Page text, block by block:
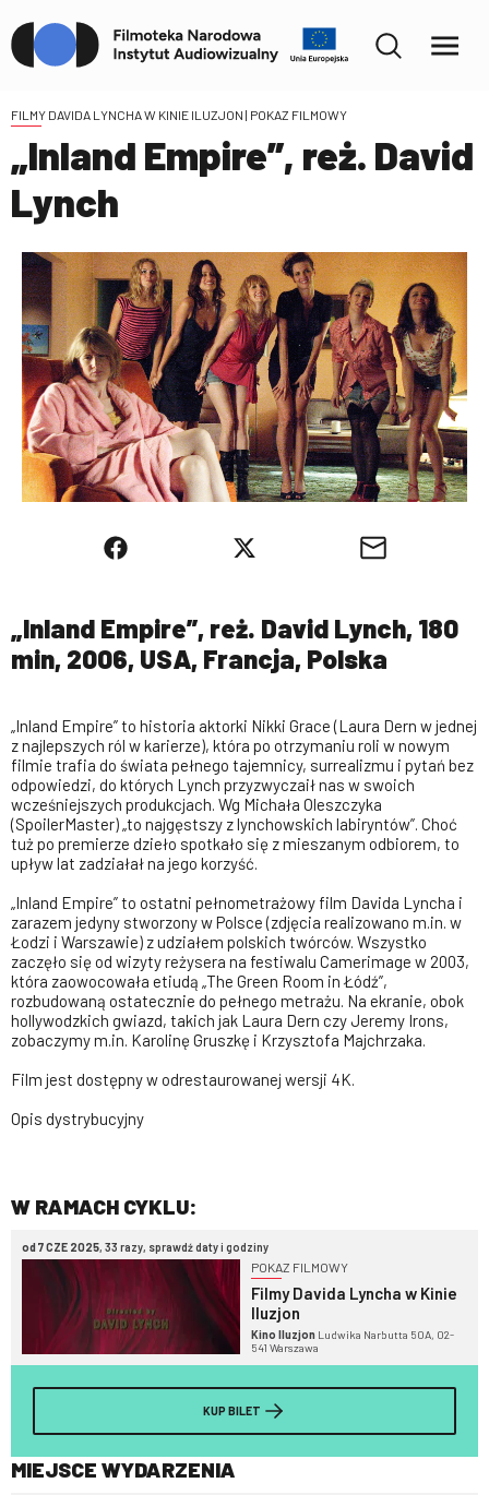
FILMY DAVIDA LYNCHA W KINIE ILUZJON | POKAZ FILMOWY
„Inland Empire”, reż. David
Lynch
„Inland Empire”, reż. David Lynch, 180
min, 2006, USA, Francja, Polska
„Inland Empire” to historia aktorki Nikki Grace (Laura Dern w jednej
z najlepszych ról w karierze), która po otrzymaniu roli w nowym
filmie trafia do świata pełnego tajemnicy, surrealizmu i pytań bez
odpowiedzi, do których Lynch przyzwyczaił nas w swoich
wcześniejszych produkcjach. Wg Michała Oleszczyka
(SpoilerMaster) „to najgęstszy z lynchowskich labiryntów”. Choć
tuż po premierze dzieło spotkało się z mieszanym odbiorem, to
upływ lat zadziałał na jego korzyść.
„Inland Empire” to ostatni pełnometrażowy film Davida Lyncha i
zarazem jedyny stworzony w Polsce (zdjęcia realizowano m.in. w
Łodzi i Warszawie) z udziałem polskich twórców. Wszystko
zaczęło się od wizyty reżysera na festiwalu Camerimage w 2003,
która zaowocowała etiudą „The Green Room in Łódź”,
rozbudowaną ostatecznie do pełnego metrażu. Na ekranie, obok
hollywodzkich gwiazd, takich jak Laura Dern czy Jeremy Irons,
zobaczymy m.in. Karolinę Gruszkę i Krzysztofa Majchrzaka.
Film jest dostępny w odrestaurowanej wersji 4K.
Opis dystrybucyjny
W RAMACH CYKLU:
od 7 CZE 2025, 33 razy, sprawdź daty i godziny
POKAZ FILMOWY
Filmy Davida Lyncha w Kinie
Iluzjon
Kino Iluzjon Ludwika Narbutta 50A, 02-
541 Warszawa
KUP BILET
MIEJSCE WYDARZENIA